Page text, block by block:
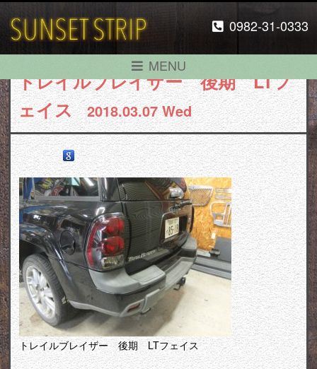
0982-31-0333
MENU
トレイルブレイザー 後期 LTフ
ェイス
2018.03.07 Wed
トレイルブレイザー 後期 LTフェイス